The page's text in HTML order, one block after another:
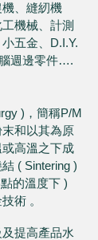
、縫紉機
機械、計測
五金、D.I.Y.
週邊零件….
)，簡稱P/M
和以其為原
高溫之下成
( Sintering )
的溫度下 )
術 。
提高產品水